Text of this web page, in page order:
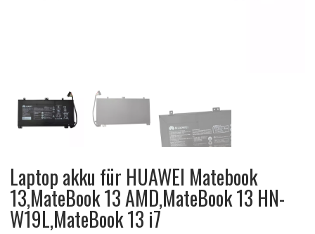
Laptop akku für HUAWEI Matebook
13,MateBook 13 AMD,MateBook 13 HN-
W19L,MateBook 13 i7